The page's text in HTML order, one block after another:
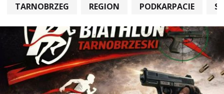
TARNOBRZEG REGION PODKARPACIE